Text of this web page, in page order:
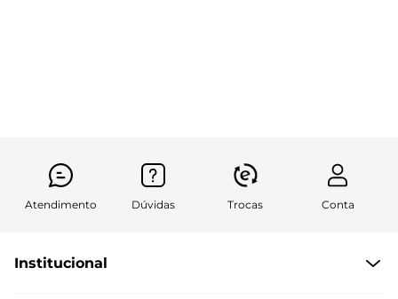
Atendimento Dúvidas Trocas Conta
Institucional